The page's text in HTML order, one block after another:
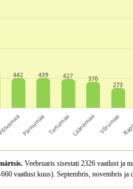
Veebruaris sisestati 2326 vaatlust ja
vaatlust kuus). Septembris, novembris ja